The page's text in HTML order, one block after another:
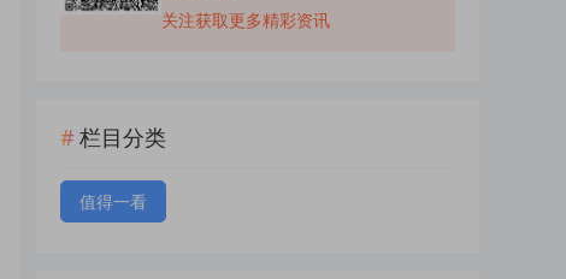
关注获取更多精彩资讯
栏目分类
值得一看